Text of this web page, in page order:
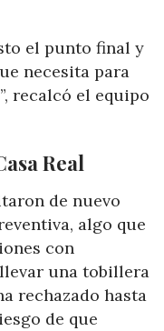
el punto final y
necesita para
recalcó el equipo
Real
de nuevo
algo que
con
una tobillera
rechazado hasta
de que